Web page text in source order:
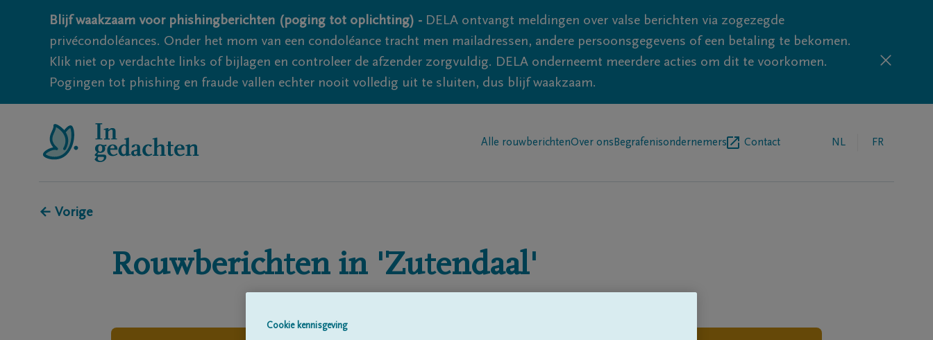
Blijf waakzaam voor phishingberichten (poging tot oplichting) - DELA ontvangt meldingen over valse berichten via zogezegde
privécondoléances. Onder het mom van een condoléance tracht men mailadressen, andere persoonsgegevens of een betaling te bekomen.
Klik niet op verdachte links of bijlagen en controleer de afzender zorgvuldig. DELA onderneemt meerdere acties om dit te voorkomen.
Pogingen tot phishing en fraude vallen echter nooit volledig uit te sluiten, dus blijf waakzaam.
Alle rouwberichtenOver ons Begrafenisondernemers Contact NL FR
← Vorige
Rouwberichten in 'Zutendaal'
Cookie kennisgeving